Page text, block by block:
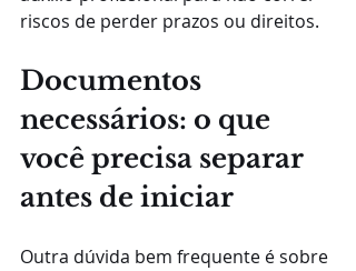
riscos de perder prazos ou direitos.
Documentos
necessários: o que
você precisa separar
antes de iniciar
Outra dúvida bem frequente é sobre